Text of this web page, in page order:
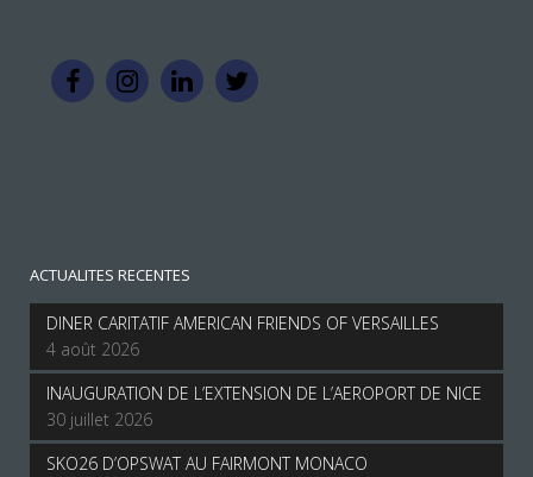
ACTUALITES RECENTES
DINER CARITATIF AMERICAN FRIENDS OF VERSAILLES
4 août 2026
INAUGURATION DE L’EXTENSION DE L’AEROPORT DE NICE
30 juillet 2026
SKO26 D’OPSWAT AU FAIRMONT MONACO